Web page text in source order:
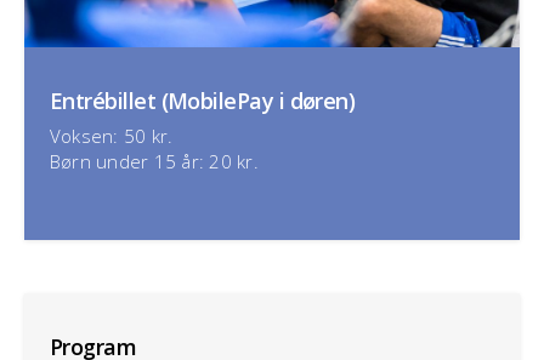
Entrébillet (MobilePay i døren)
Voksen: 50 kr.
Børn under 15 år: 20 kr.
Program